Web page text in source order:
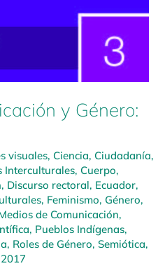
y Género:
visuales, Ciencia, Ciudadanía,
Interculturales, Cuerpo,
, Discurso rectoral, Ecuador,
, Feminismo, Género,
de Comunicación,
, Pueblos Indígenas,
, Roles de Género, Semiótica,